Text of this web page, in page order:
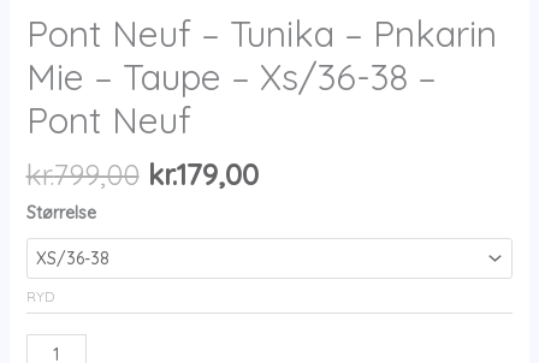
Pont Neuf – Tunika – Pnkarin
Mie – Taupe – Xs/36-38 –
Pont Neuf
kr.799,00 Den
pris
kr.179,00Den
pris
Størrelse
RYD
Pont